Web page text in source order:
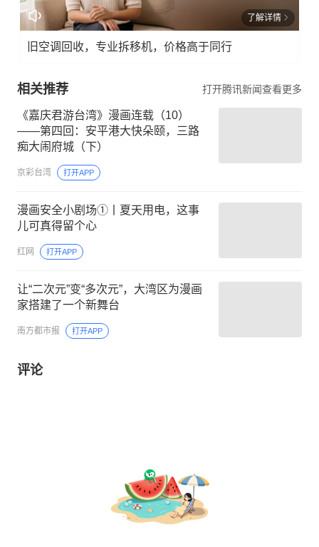
了解详情
旧空调回收，专业拆移机，价格高于同行
相关推荐 打开腾讯新闻查看更多
《嘉庆君游台湾》漫画连载（10）
——第四回：安平港大快朵颐，三路
痴大闹府城（下）
京彩台湾 打开APP
漫画安全小剧场①丨夏天用电，这事
儿可真得留个心
红网 打开APP
让“二次元”变“多次元”，大湾区为漫画
家搭建了一个新舞台
南方都市报 打开APP
评论